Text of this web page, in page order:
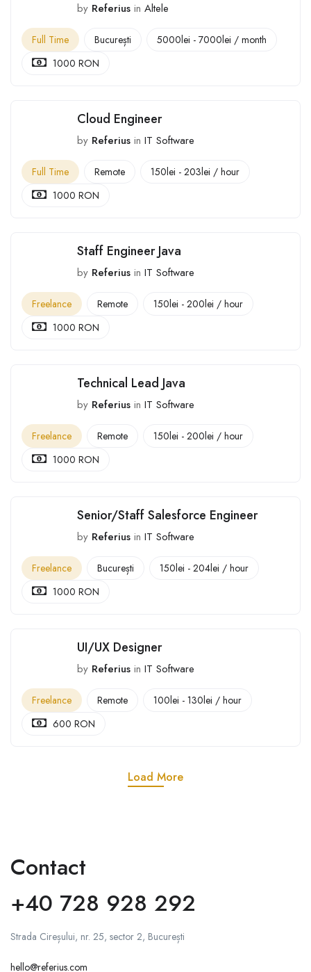
by Referius in Altele
Full Time București 5000lei - 7000lei / month
1000 RON
Cloud Engineer
by Referius in IT Software
Full Time Remote 150lei - 203lei / hour
1000 RON
Staff Engineer Java
by Referius in IT Software
Freelance Remote 150lei - 200lei / hour
1000 RON
Technical Lead Java
by Referius in IT Software
Freelance Remote 150lei - 200lei / hour
1000 RON
Senior/Staff Salesforce Engineer
by Referius in IT Software
Freelance București 150lei - 204lei / hour
1000 RON
UI/UX Designer
by Referius in IT Software
Freelance Remote 100lei - 130lei / hour
600 RON
Load More
Contact
+40 728 928 292
Strada Cireșului, nr. 25, sector 2, București
hello@referius.com